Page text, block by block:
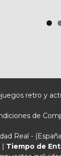
retro y
de
Real -
| Tiempo de